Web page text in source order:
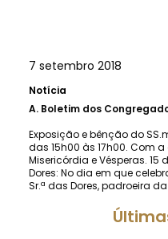
7 setembro 2018
Notícia
A. Boletim dos
Exposição e bênção do
das 15h00 às 17h00. Com
Misericórdia e Vésperas. 15
Dores: No dia em que
Sr.ª das Dores, padroeira da